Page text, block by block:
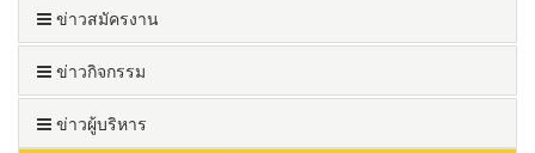
ข่าวสมัครงาน
ข่าวกิจกรรม
ข่าวผู้บริหาร